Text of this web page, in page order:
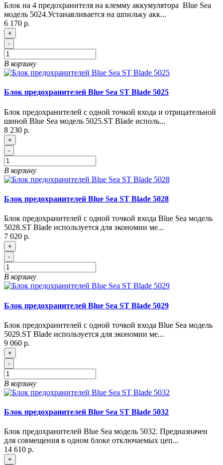
Блок на 4 предохранителя на клемму аккумулятора Blue Sea
модель 5024.Устанавливается на шпильку акк...
6 170 р.
+
-
В корзину
Блок предохранителей Blue Sea ST Blade 5025
Блок предохранителей с одной точкой входа и отрицательной
шиной Blue Sea модель 5025.ST Blade исполь...
8 230 р.
+
-
В корзину
Блок предохранителей Blue Sea ST Blade 5028
Блок предохранителей с одной точкой входа Blue Sea модель
5028.ST Blade используется для экономии ме...
7 020 р.
+
-
В корзину
Блок предохранителей Blue Sea ST Blade 5029
Блок предохранителей с одной точкой входа Blue Sea модель
5029.ST Blade используется для экономии ме...
9 060 р.
+
-
В корзину
Блок предохранителей Blue Sea ST Blade 5032
Блок предохранителей Blue Sea модель 5032. Предназначен
для совмещения в одном блоке отключаемых цеп...
14 610 р.
+